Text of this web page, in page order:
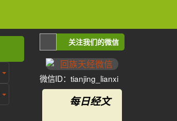
关注我们的微信
微信ID：tianjing_lianxi
每日经文